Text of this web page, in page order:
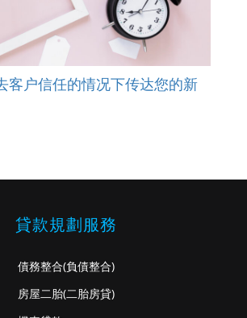
客户信任的情况下传达您的新
貸款規劃服務
債務整合(負債整合)
房屋二胎(二胎房貸)